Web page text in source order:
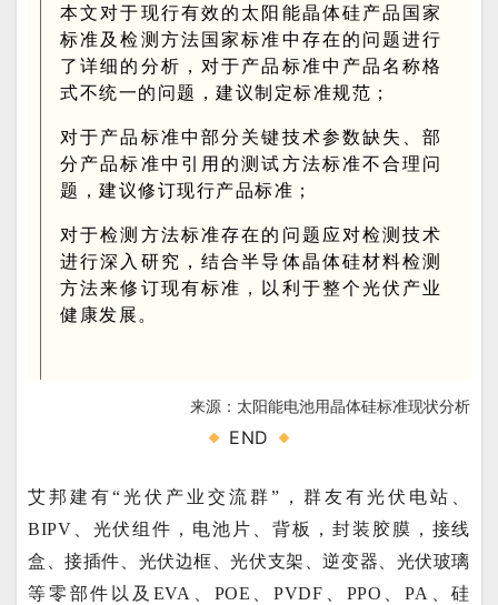
本文对于现行有效的太阳能晶体硅产品国家
标准及检测方法国家标准中存在的问题进行
了详细的分析，对于产品标准中产品名称格
式不统一的问题，建议制定标准规范；
对于产品标准中部分关键技术参数缺失、部
分产品标准中引用的测试方法标准不合理问
题，建议修订现行产品标准；
对于检测方法标准存在的问题应对检测技术
进行深入研究，结合半导体晶体硅材料检测
方法来修订现有标准，以利于整个光伏产业
健康发展。
来源：太阳能电池用晶体硅标准现状分析
END
艾邦建有“光伏产业交流群”，群友有光伏电站、
BIPV、光伏组件，电池片、背板，封装胶膜，接线
盒、接插件、光伏边框、光伏支架、逆变器、光伏玻璃
等零部件以及EVA、POE、PVDF、PPO、PA、硅